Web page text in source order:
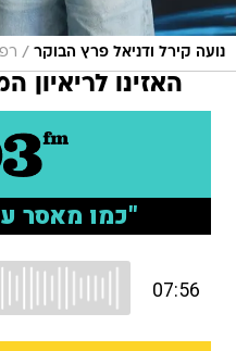
נועה קירל ודניאל פרץ הבוקר /
האזינו לריאיון